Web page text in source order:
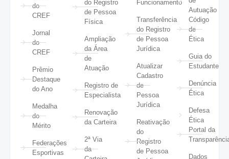
do
CREF
Jornal
do
CREF
Prêmio
Destaque
do Ano
Medalha
do
Mérito
Federações
Esportivas
do Registro
de Pessoa
Física
Ampliação
da Área
de
Atuação
Registro de
Especialista
Renovação
da Carteira
2ª Via
da
Funcionamento
Transferência
do Registro
de Pessoa
Jurídica
Atualizar
Cadastro
de
Pessoa
Jurídica
Reativação
do
Registro
de Pessoa
Autuação
Código
de
Ética
Guia do
Estudante
Denúncia
Ética
Defesa
Ética
Portal da
Dados